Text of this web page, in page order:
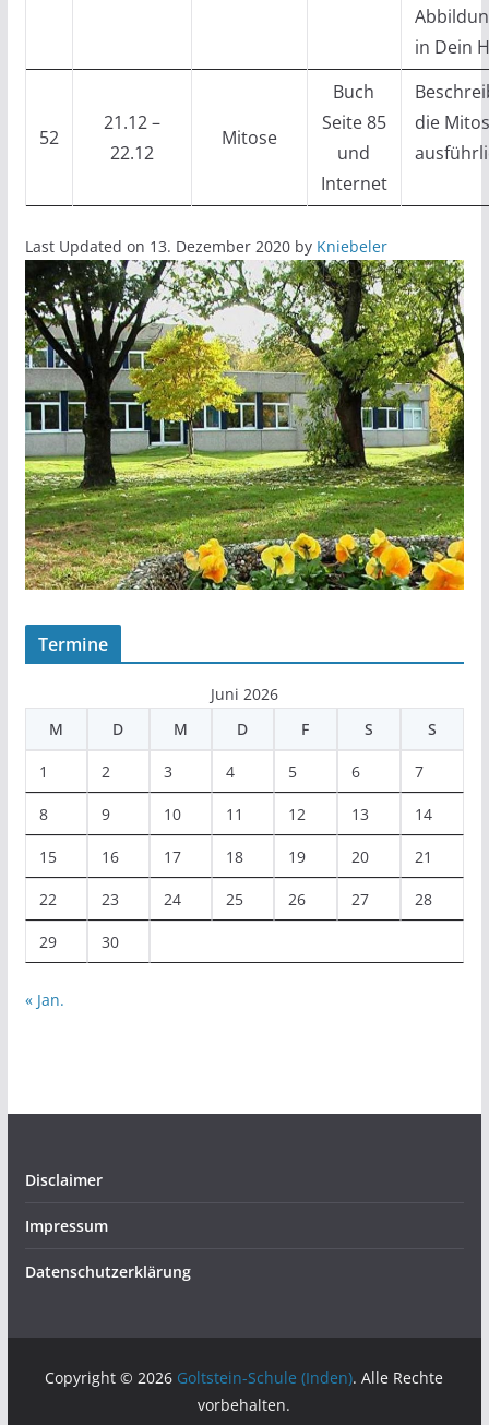
in Dein
52
21.12 –
22.12
Mitose
Buch
Seite 85
und
Internet
die
Last Updated on 13. Dezember 2020 by Kniebeler
Termine
Juni 2026
M
D M D F S S
1 2 3 4 5 6 7
8 9 10 11 12 13 14
15 16 17 18 19 20 21
22 23 24 25 26 27 28
29 30
« Jan.
Disclaimer
Impressum
Datenschutzerklärung
Copyright © 2026 Goltstein-Schule (Inden). Alle Rechte
vorbehalten.